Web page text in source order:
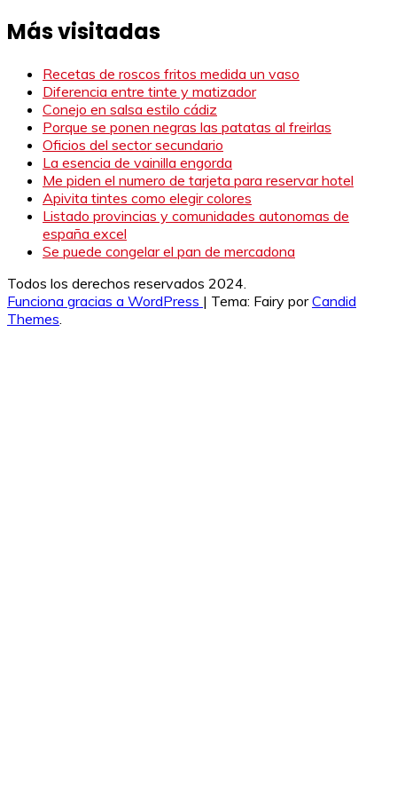
Más visitadas
Recetas de roscos fritos medida un vaso
Diferencia entre tinte y matizador
Conejo en salsa estilo cádiz
Porque se ponen negras las patatas al freirlas
Oficios del sector secundario
La esencia de vainilla engorda
Me piden el numero de tarjeta para reservar hotel
Apivita tintes como elegir colores
Listado provincias y comunidades autonomas de
españa excel
Se puede congelar el pan de mercadona
Todos los derechos reservados 2024.
Funciona gracias a WordPress | Tema: Fairy porCandid
Themes.